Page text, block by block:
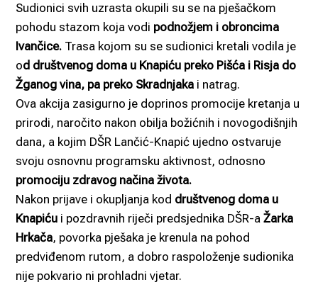
Sudionici svih uzrasta okupili su se na pješačkom
pohodu stazom koja vodi podnožjem i obroncima
Ivančice. Trasa kojom su se sudionici kretali vodila je
od društvenog doma u Knapiću preko Pišća i Risja do
Žganog vina, pa preko Skradnjaka i natrag.
Ova akcija zasigurno je doprinos promocije kretanja u
prirodi, naročito nakon obilja božićnih i novogodišnjih
dana, a kojim DŠR Lančić-Knapić ujedno ostvaruje
svoju osnovnu programsku aktivnost, odnosno
promociju zdravog načina života.
Nakon prijave i okupljanja kod društvenog doma u
Knapiću i pozdravnih riječi predsjednika DŠR-aŽarka
Hrkača, povorka pješaka je krenula na pohod
predviđenom rutom, a dobro raspoloženje sudionika
nije pokvario ni prohladni vjetar.